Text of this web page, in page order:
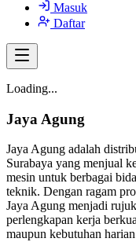
Masuk
Daftar
Loading...
Jaya Agung
Jaya Agung adalah
Surabaya yang menjual
mesin untuk berbagai
teknik. Dengan ragam
Jaya Agung menjadi
perlengkapan kerja
maupun kebutuhan